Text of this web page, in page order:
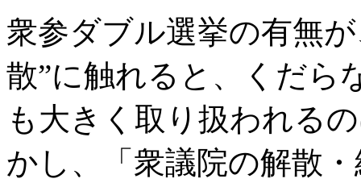
衆参ダブル選挙の有無
散”に触れると、くだら
も大きく取り扱われる
かし、「衆議院の解散